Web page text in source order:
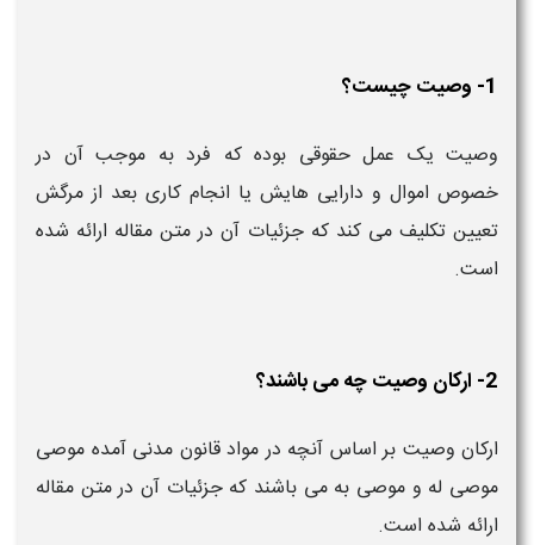
1- وصیت چیست؟
وصیت یک عمل حقوقی بوده که فرد به موجب آن در
خصوص اموال و دارایی هایش یا انجام کاری بعد از مرگش
تعیین تکلیف می کند که جزئیات آن در متن مقاله ارائه شده
است.
2- ارکان وصیت چه می باشند؟
ارکان وصیت بر اساس آنچه در مواد قانون مدنی آمده موصی
موصی له و موصی به می باشند که جزئیات آن در متن مقاله
ارائه شده است.